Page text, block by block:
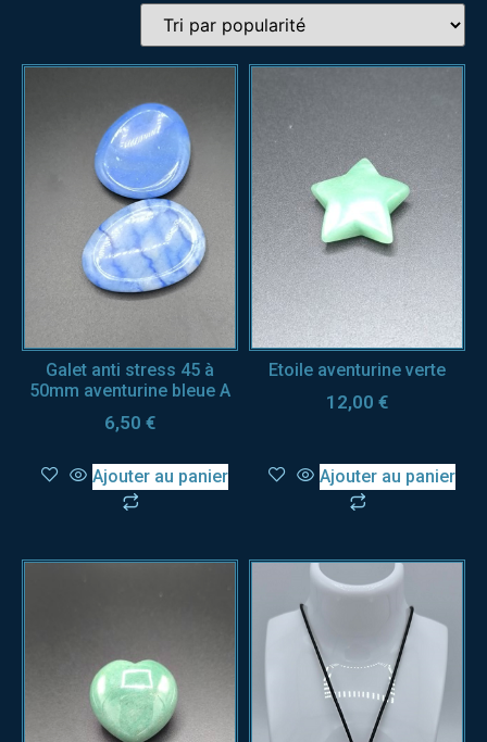
Galet anti stress 45 à
50mm aventurine bleue A
6,50 €
Ajouter au panier
Etoile aventurine verte
12,00 €
Ajouter au panier